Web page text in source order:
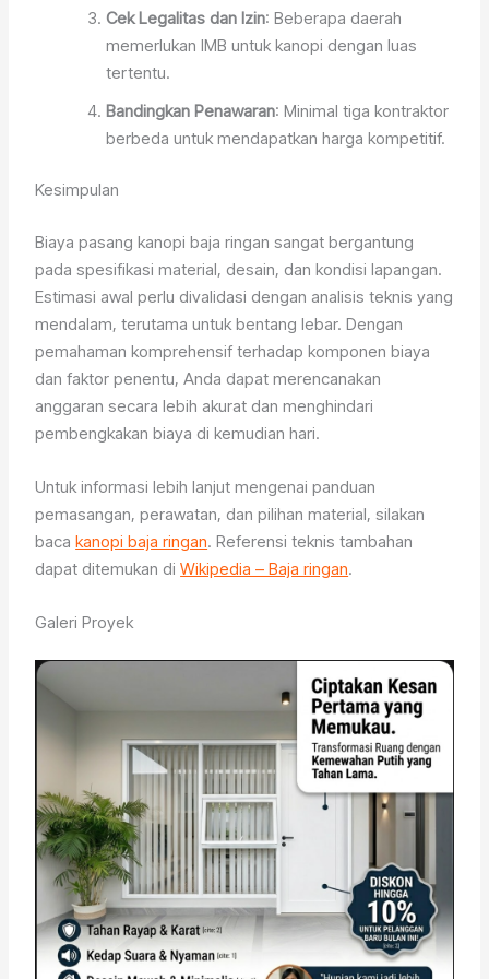
Cek Legalitas dan Izin: Beberapa daerah
memerlukan IMB untuk kanopi dengan luas
tertentu.
Bandingkan Penawaran: Minimal tiga kontraktor
berbeda untuk mendapatkan harga kompetitif.
Kesimpulan
Biaya pasang kanopi baja ringan sangat bergantung
pada spesifikasi material, desain, dan kondisi lapangan.
Estimasi awal perlu divalidasi dengan analisis teknis yang
mendalam, terutama untuk bentang lebar. Dengan
pemahaman komprehensif terhadap komponen biaya
dan faktor penentu, Anda dapat merencanakan
anggaran secara lebih akurat dan menghindari
pembengkakan biaya di kemudian hari.
Untuk informasi lebih lanjut mengenai panduan
pemasangan, perawatan, dan pilihan material, silakan
bacakanopi baja ringan. Referensi teknis tambahan
dapat ditemukan diWikipedia – Baja ringan.
Galeri Proyek